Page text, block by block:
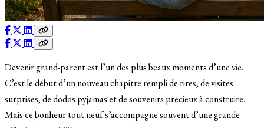
Devenir grand-parent est l’un des plus beaux moments d’une vie.
C’est le début d’un nouveau chapitre rempli de rires, de visites
surprises, de dodos pyjamas et de souvenirs précieux à construire.
Mais ce bonheur tout neuf s’accompagne souvent d’une grande